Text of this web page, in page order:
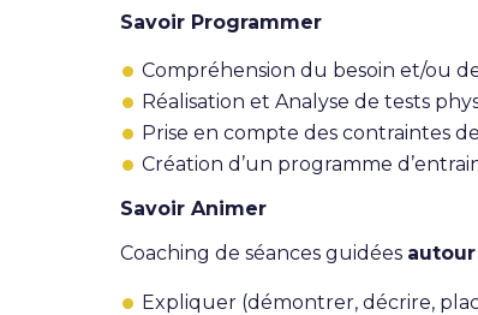
Savoir Programmer
Compréhension du besoin et/ou
Réalisation et Analyse de tests
Prise en compte des contraintes
Création d’un programme
Savoir Animer
Coaching de séances guidées
Expliquer (démontrer, décrire,